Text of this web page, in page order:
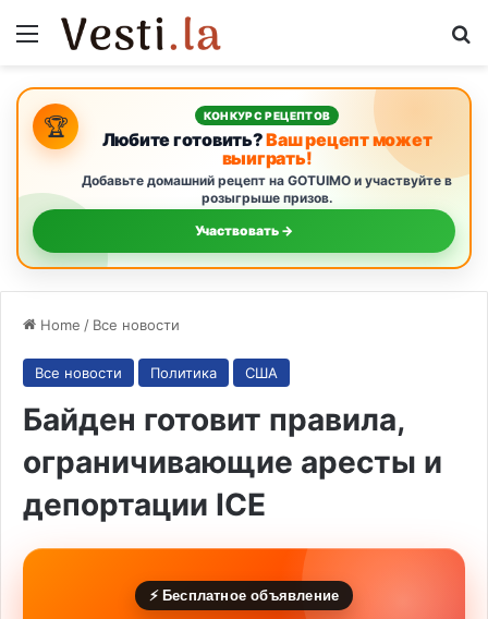
Menu
🏆 КОНКУРС РЕЦЕПТОВ
Любите готовить?Ваш рецепт может
выиграть!
Добавьте домашний рецепт на GOTUIMO и участвуйте в
розыгрыше призов.
Участвовать →
Home / Все новости
Все новости Политика США
Байден готовит правила,
ограничивающие аресты и
депортации ICE
⚡ Бесплатное объявление